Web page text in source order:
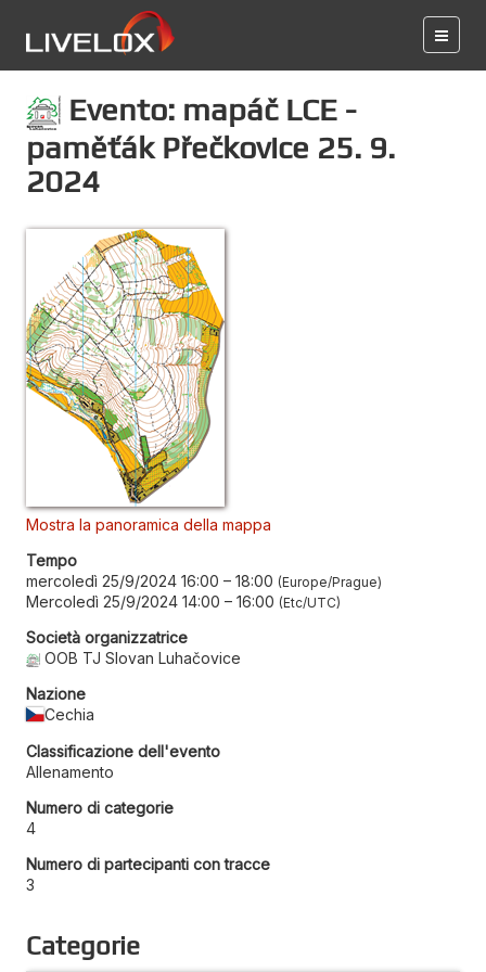
Evento: mapáč LCE -
paměťák Přečkovice 25. 9.
2024
Mostra la panoramica della mappa
Tempo
mercoledì 25/9/2024 16:00 – 18:00 Europe/Prague
Mercoledì 25/9/2024 14:00 – 16:00 Etc/UTC
Società organizzatrice
OOB TJ Slovan Luhačovice
Nazione
Cechia
Classificazione dell'evento
Allenamento
Numero di categorie
4
Numero di partecipanti con tracce
3
Categorie